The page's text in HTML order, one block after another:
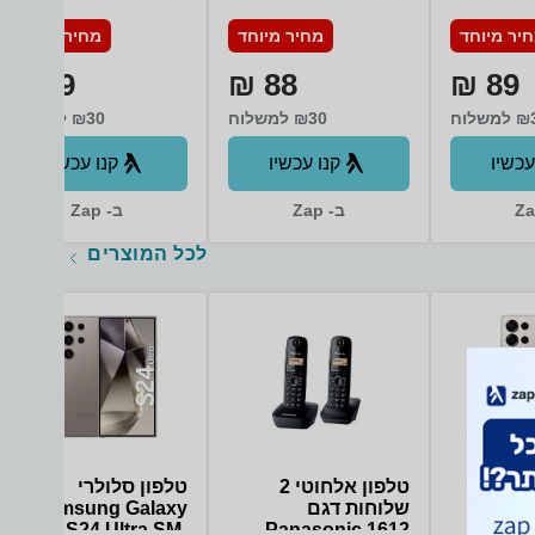
מיוחד
89 ₪
מחיר מיוחד
88 ₪
₪30 למשלוח
קנו עכשיו
ב- Zap
מחיר מיוחד
89 ₪
₪30 למשלוח
קנו עכשיו
ב- Zap
לכל המוצרים
טלפון אלחוטי 2
שלוחות דגם
Panasonic 1612
טלפון סלולרי
Samsung Galaxy
S24 Ultra SM-